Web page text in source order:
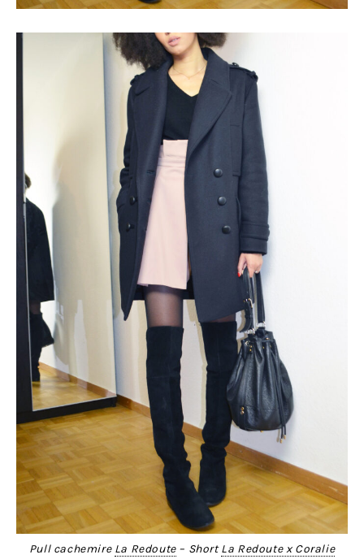
Pull cachemire La Redoute– ShortLa Redoute x Coralie